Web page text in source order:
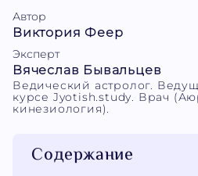
Автор
Виктория Феер
Эксперт
Вячеслав Бывальцев
Ведический астролог.
курсе Jyotish.study. Врач
кинезиология).
Содержание